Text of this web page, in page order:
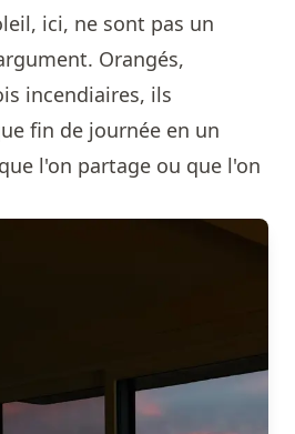
ici, ne sont pas un
Orangés,
incendiaires, ils
fin de journée en un
l'on partage ou que l'on